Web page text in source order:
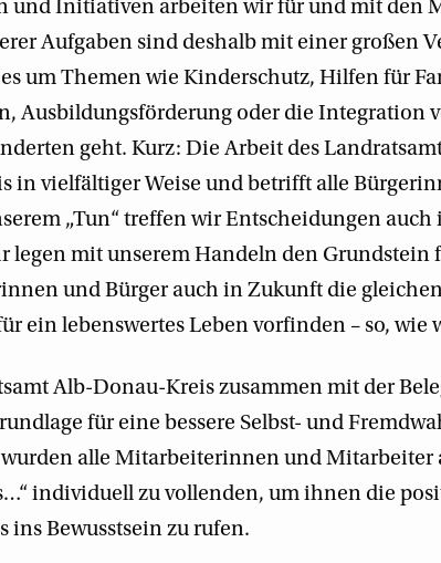
und Initiativen arbeiten wir für und mit den
Aufgaben sind deshalb mit einer großen
um Themen wie Kinderschutz, Hilfen für
Ausbildungsförderung oder die Integration
geht. Kurz: Die Arbeit des
in vielfältiger Weise und betrifft alle
„Tun“ treffen wir Entscheidungen auch
legen mit unserem Handeln den Grundstein
und Bürger auch in Zukunft die
ein lebenswertes Leben vorfinden – so, wie
Alb-Donau-Kreis zusammen mit der
für eine bessere Selbst- und
wurden alle Mitarbeiterinnen und Mitarbeiter
individuell zu vollenden, um ihnen die
Bewusstsein zu rufen.